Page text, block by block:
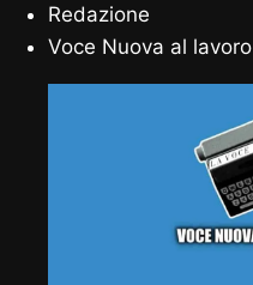
Redazione
Voce Nuova al lavoro